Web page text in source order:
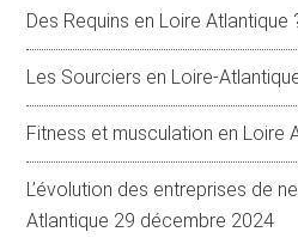
Des Requins en Loire Atlantique
Les Sourciers en Loire-
Fitness et musculation en Loire
L’évolution des entreprises de
Atlantique 29 décembre 2024